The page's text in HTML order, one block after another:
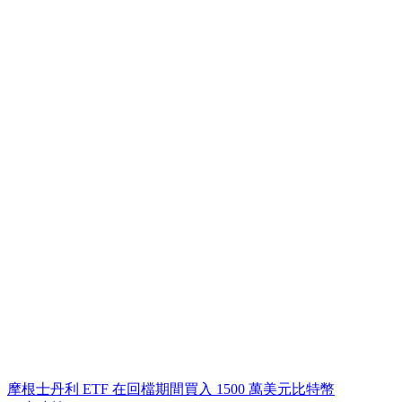
摩根士丹利 ETF 在回檔期間買入 1500 萬美元比特幣